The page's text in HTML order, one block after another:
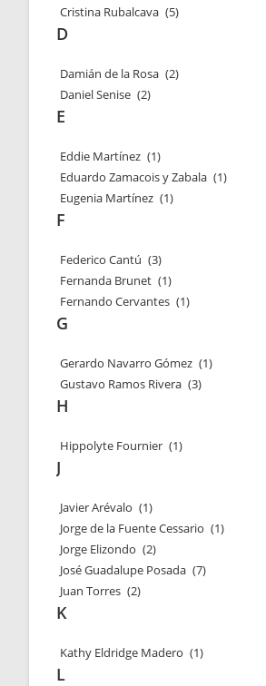
Cristina Rubalcava (5)
D
Damián de la Rosa (2)
Daniel Senise (2)
E
Eddie Martínez (1)
Eduardo Zamacois y Zabala (1)
Eugenia Martínez (1)
F
Federico Cantú (3)
Fernanda Brunet (1)
Fernando Cervantes (1)
G
Gerardo Navarro Gómez (1)
Gustavo Ramos Rivera (3)
H
Hippolyte Fournier (1)
J
Javier Arévalo (1)
Jorge de la Fuente Cessario (1)
Jorge Elizondo (2)
José Guadalupe Posada (7)
Juan Torres (2)
K
Kathy Eldridge Madero (1)
L